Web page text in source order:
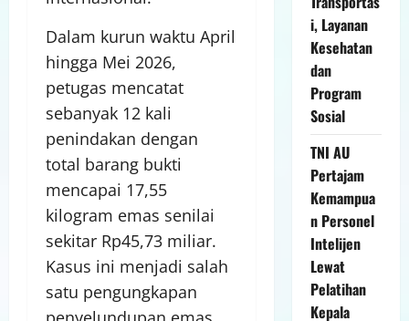
Dalam kurun waktu April
hingga Mei 2026,
petugas mencatat
sebanyak 12 kali
penindakan dengan
total barang bukti
mencapai 17,55
kilogram emas senilai
sekitar Rp45,73 miliar.
Kasus ini menjadi salah
satu pengungkapan
i, Layanan
Kesehatan
dan
Program
Sosial
TNI AU
Pertajam
Kemampua
n Personel
Intelijen
Lewat
Pelatihan
Kepala